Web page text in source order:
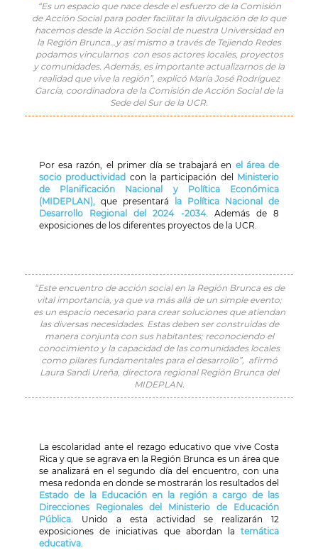
“Es un espacio que nace desde el esfuerzo de la Comisión
de Acción Social para poder facilitar la divulgación de lo que
hacemos desde la Acción Social de nuestra Universidad en
la Región Brunca…y así mismo a través de Tejiendo Redes
podamos vincularnos con esos actores locales, proyectos
y comunidades. Además, es importante actualizarnos de la
realidad que vive la región”, explicó María José Rodríguez
García, coordinadora de la Comisión de Acción Social de la
Sede del Sur de la UCR.
Por esa razón, el primer día se trabajará en el área de
socio productividad con la participación del Ministerio
de Planificación Nacional y Política Económica
(MIDEPLAN), que presentará la Política Nacional de
Desarrollo Regional del 2024 -2034. Además de 8
exposiciones de los diferentes proyectos de la UCR.
“Este encuentro de acción social en la Región Brunca es de
vital importancia, ya que va más allá de un simple evento;
es un espacio necesario para crear soluciones que atiendan
las diversas necesidades. Estas deben ser construidas de
manera conjunta con sus habitantes; reconociendo el
conocimiento y la capacidad de las comunidades locales
como pilares fundamentales para el desarrollo”, afirmó
Laura Sandi Ureña, directora regional Región Brunca del
MIDEPLAN.
La escolaridad ante el rezago educativo que vive Costa
Rica y que se agrava en la Región Brunca es un área que
se analizará en el segundo día del encuentro, con una
mesa redonda en donde se mostrarán los resultados del
Estado de la Educación en la región a cargo de las
Direcciones Regionales del Ministerio de Educación
Pública. Unido a esta actividad se realizarán 12
exposiciones de iniciativas que abordan la temática
educativa.